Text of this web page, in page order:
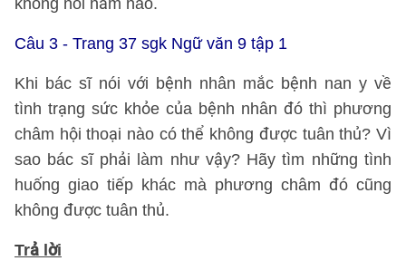
không nói năm nào.
Câu 3 - Trang 37 sgk Ngữ văn 9 tập 1
Khi bác sĩ nói với bệnh nhân mắc bệnh nan y về
tình trạng sức khỏe của bệnh nhân đó thì phương
châm hội thoại nào có thể không được tuân thủ? Vì
sao bác sĩ phải làm như vậy? Hãy tìm những tình
huống giao tiếp khác mà phương châm đó cũng
không được tuân thủ.
Trả lời